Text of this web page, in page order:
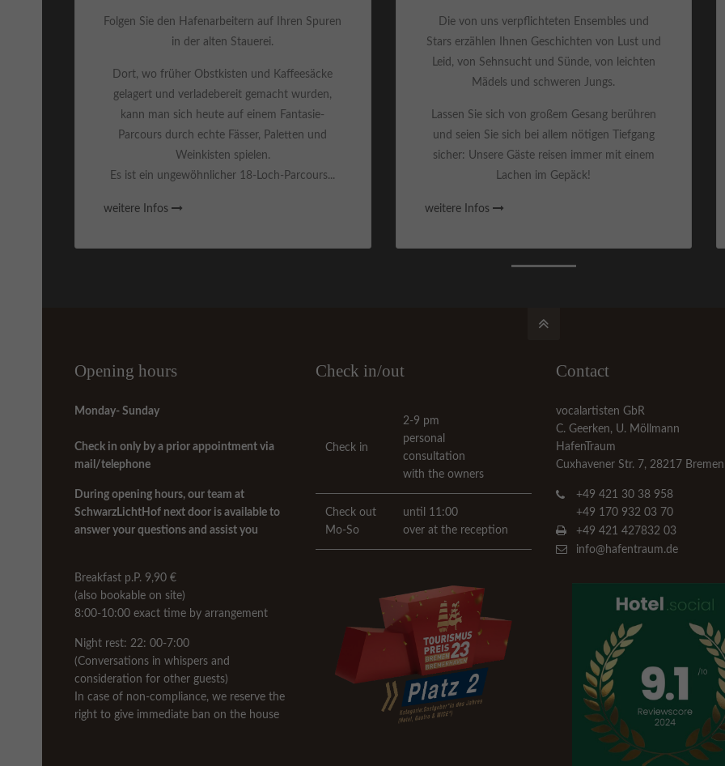
Folgen Sie den Hafenarbeitern auf Ihren Spuren
in der alten Stauerei.
Dort, wo früher Obstkisten und Kaffeesäcke
gelagert und verladebereit gemacht wurden,
kann man sich heute auf einem Fantasie-
Parcours durch echte Fässer, Paletten und
Weinkisten spielen.
Es ist ein ungewöhnlicher 18-Loch-Parcours...
weitere Infos
Die von uns verpflichteten Ensembles und
Stars erzählen Ihnen Geschichten von Lust und
Leid, von Sehnsucht und Sünde, von leichten
Mädels und schweren Jungs.
Lassen Sie sich von großem Gesang berühren
und seien Sie sich bei allem nötigen Tiefgang
sicher: Unsere Gäste reisen immer mit einem
Lachen im Gepäck!
weitere Infos
Opening hours
Monday- Sunday
Check in only by a prior appointment via
mail/telephone
During opening hours, our team at
SchwarzLichtHof next door is available to
answer your questions and assist you
Breakfast p.P. 9,90 €
(also bookable on site)
8:00-10:00 exact time by arrangement
Night rest: 22: 00-7:00
(Conversations in whispers and
consideration for other guests)
In case of non-compliance, we reserve the
right to give immediate ban on the house
Check in/out
Check in
2-9 pm
personal
consultation
with the owners
Check out
Mo-So
until 11:00
over at the reception
Contact
vocalartisten GbR
C. Geerken, U. Möllmann
HafenTraum
Cuxhavener Str. 7, 28217 Bremen
+49 421 30 38 958
+49 170 932 03 70
+49 421 427832 03
info@hafentraum.de